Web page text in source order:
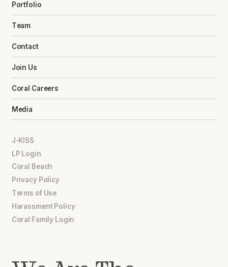
Portfolio
Team
Contact
Join Us
Coral Careers
Media
J-KISS
LP Login
Coral Beach
Privacy Policy
Terms of Use
Harassment Policy
Coral Family Login